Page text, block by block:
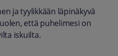
ja tyylikkään läpinäkyvä
että puhelimesi on
iskuilta.